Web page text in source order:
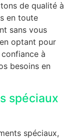
de qualité à
en toute
sans vous
optant pour
à
besoins en
spéciaux
spéciaux,